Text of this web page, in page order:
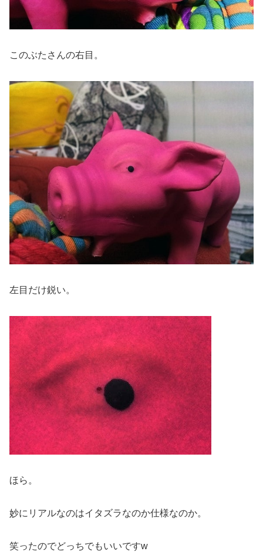
このぶたさんの右目。
左目だけ鋭い。
ほら。
妙にリアルなのはイタズラなのか仕様なのか。
笑ったのでどっちでもいいですw